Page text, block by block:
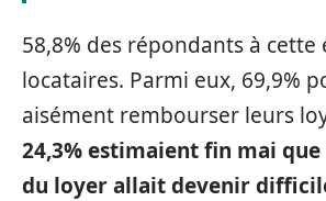
58,8% des répondants à
locataires. Parmi eux, 69,9%
aisément rembourser leurs
24,3% estimaient fin mai
du loyer allait devenir